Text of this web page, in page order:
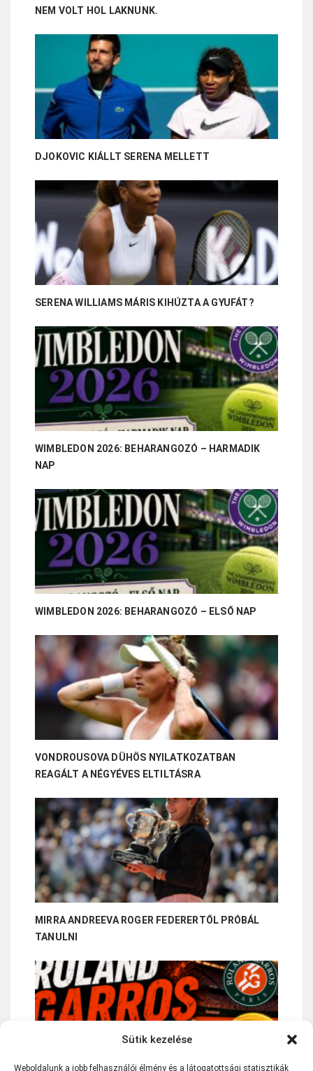
Sütik kezelése
Weboldalunk a jobb felhasználói élmény és a látogatottsági statisztikák
NEM VOLT HOL LAKNUNK.
DJOKOVIC KIÁLLT SERENA MELLETT
SERENA WILLIAMS MÁRIS KIHÚZTA A GYUFÁT?
WIMBLEDON 2026: BEHARANGOZÓ – HARMADIK
NAP
WIMBLEDON 2026: BEHARANGOZÓ – ELSŐ NAP
VONDROUSOVA DÜHÖS NYILATKOZATBAN
REAGÁLT A NÉGYÉVES ELTILTÁSRA
MIRRA ANDREEVA ROGER FEDERERTŐL PRÓBÁL
TANULNI